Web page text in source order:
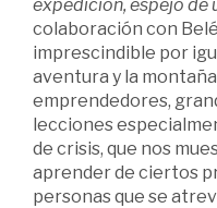
expedición, espejo de
colaboración con
imprescindible por
aventura y la
emprendedores,
lecciones
de crisis, que nos
aprender de ciertos
personas que se